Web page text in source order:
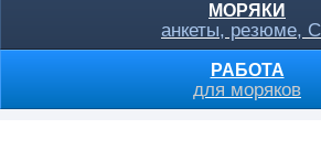
МОРЯКИ
анкеты, резюме,
РАБОТА
для моряков